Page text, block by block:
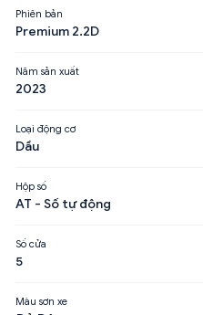
Phiên bản
Premium 2.2D
Năm sản xuất
2023
Loại động cơ
Dầu
Hộp số
AT - Số tự động
Số cửa
5
Màu sơn xe